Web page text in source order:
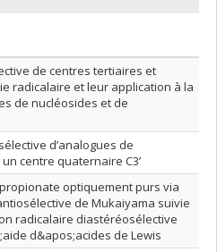
order
ascending order
de centres tertiaires et
radicalaire et leur application à la
de nucléosides et de
d’analogues de
centre quaternaire C3’
optiquement purs via
de Mukaiyama suivie
radicalaire diastéréosélective
d&apos;acides de Lewis